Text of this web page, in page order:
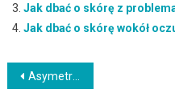
Jak dbać o skórę z
Jak dbać o skórę wokół
Nawigacja
Asymetria brwi: przyczyny, problemy i techniki korekcji